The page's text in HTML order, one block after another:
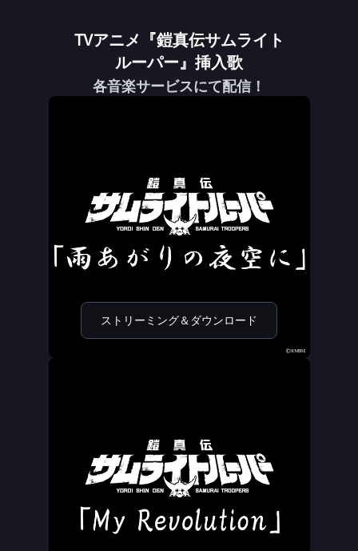
TVアニメ『鎧真伝サムライト
ルーパー』挿入歌
各音楽サービスにて配信！
ストリーミング＆ダウンロード